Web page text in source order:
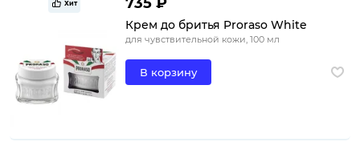
Хит
Крем до бритья Proraso White
для чувствительной кожи, 100 мл
В корзину